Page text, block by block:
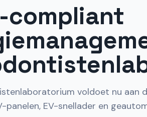
compliant
voldoet nu aan
panelen, EV-snellader en